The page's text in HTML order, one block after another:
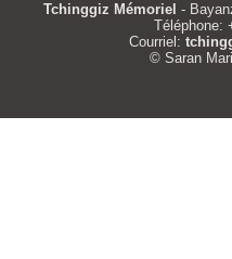
Tchinggiz Mémoriel -
Téléphone:
Courriel:
© Saran